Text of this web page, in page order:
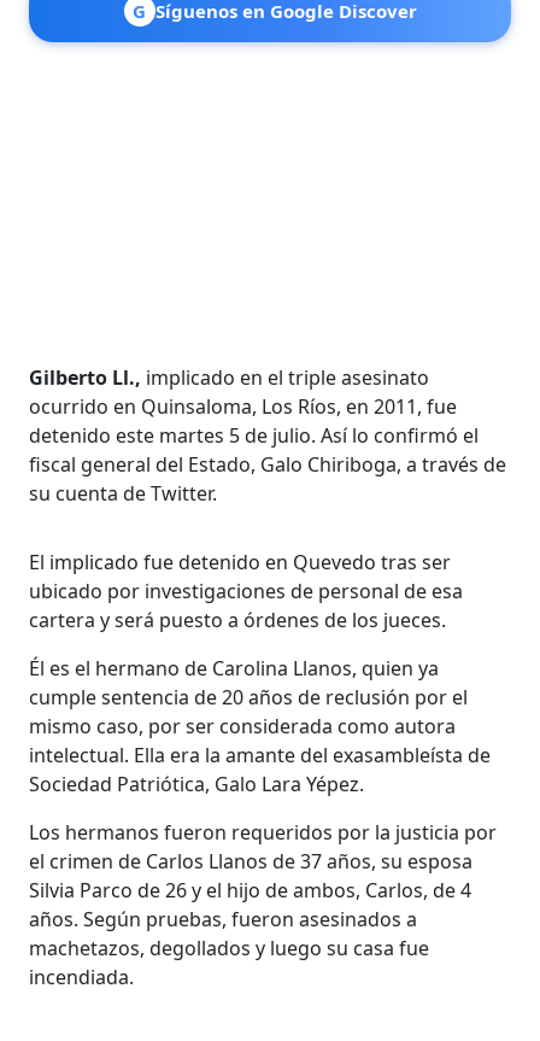
G Síguenos en Google Discover
Gilberto Ll., implicado en el triple asesinato
ocurrido en Quinsaloma, Los Ríos, en 2011, fue
detenido este martes 5 de julio. Así lo confirmó el
fiscal general del Estado, Galo Chiriboga, a través de
su cuenta de Twitter.
El implicado fue detenido en Quevedo tras ser
ubicado por investigaciones de personal de esa
cartera y será puesto a órdenes de los jueces.
Él es el hermano de Carolina Llanos, quien ya
cumple sentencia de 20 años de reclusión por el
mismo caso, por ser considerada como autora
intelectual. Ella era la amante del exasambleísta de
Sociedad Patriótica, Galo Lara Yépez.
Los hermanos fueron requeridos por la justicia por
el crimen de Carlos Llanos de 37 años, su esposa
Silvia Parco de 26 y el hijo de ambos, Carlos, de 4
años. Según pruebas, fueron asesinados a
machetazos, degollados y luego su casa fue
incendiada.